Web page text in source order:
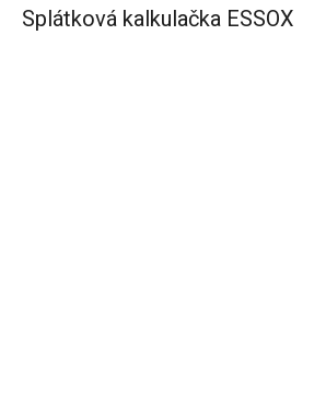
Splátková kalkulačka ESSOX